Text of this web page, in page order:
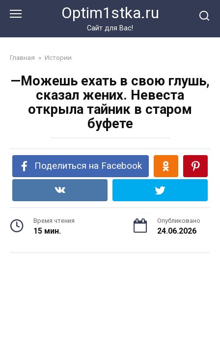
Optim1stka.ru
Сайт для Вас!
Главная » Истории
—Можешь ехать в свою глушь,
сказал жених. Невеста
открыла тайник в старом
буфете
Поделиться на Facebook
Время чтения
15 мин.
Опубликовано
24.06.2026